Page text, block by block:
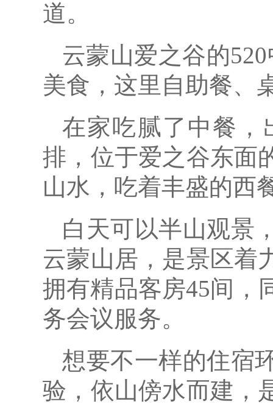
道。
云蒙山爱之谷的
美食，这里自助餐、
在家吃腻了中餐，
排，位于爱之谷东面
山水，吃着丰盛的西
白天可以半山观景
云蒙山居，是景区着
拥有精品客房45间，
务会议服务。
想要不一样的住宿
验，依山傍水而建，